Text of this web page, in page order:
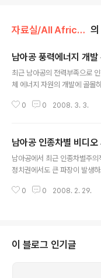
자료실/All Africa News 의
남아공 풍력에너지 개발
최근 남아공의 전력부족으로
체 에너지 자원의 개발에 골몰
는 곳이다. 이에 따라 남아공
립을 위한 타당성 조사에 나섰
평가를 실시하기로 하였다. 브
가 센 지역 중 하나로 평가받고
0 0 2008. 3. 3.
남아공 인종차별 비디오
남아공에서 최근 인종차별주
정치권에서도 큰 파장이 발생
물에 소변을 비롯한 각종 오물
신들의 변호사에게 편지를 보
의 학생들은 자신들의 잘못
0 0 2008. 2. 29.
이 블로그 인기글